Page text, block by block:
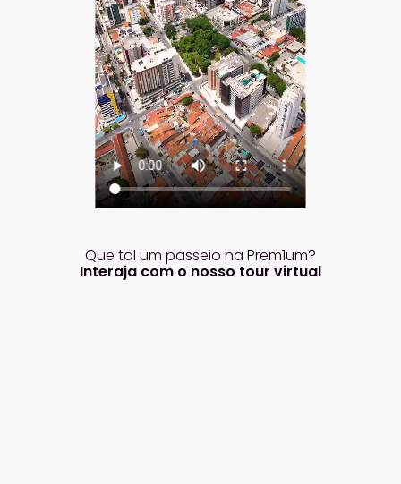
Que tal um passeio na Prem1um?
Interaja com o nosso tour virtual